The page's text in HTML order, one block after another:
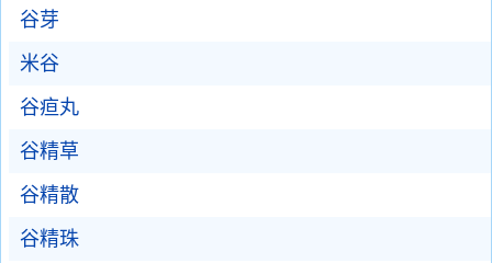
谷芽
米谷
谷疸丸
谷精草
谷精散
谷精珠